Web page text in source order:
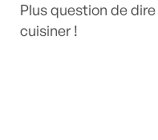
Plus question de dire
cuisiner !